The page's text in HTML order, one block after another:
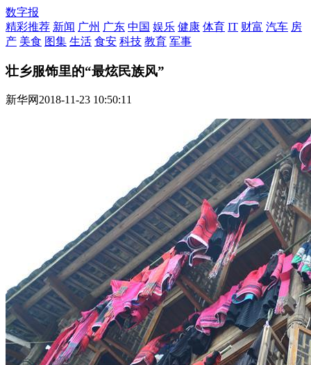
数字报
精彩推荐 新闻 广州 广东 中国 娱乐 健康 体育 IT 财富 汽车 房
产 美食 图集 生活 食安 科技 教育 军事
壮乡服饰里的“最炫民族风”
新华网2018-11-23 10:50:11